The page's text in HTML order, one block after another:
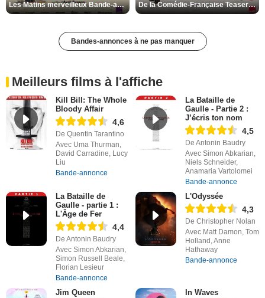
Les Matins merveilleux Bande-annonce VF De la Comédie-Française Teaser VF
Bandes-annonces à ne pas manquer
Meilleurs films à l'affiche
Kill Bill: The Whole
Bloody Affair
4,6
De Quentin Tarantino
Avec Uma Thurman,
David Carradine, Lucy
Liu
Bande-annonce
La Bataille de
Gaulle - Partie 2 :
J’écris ton nom
4,5
De Antonin Baudry
Avec Simon Abkarian,
Niels Schneider,
Anamaria Vartolomei
Bande-annonce
La Bataille de
Gaulle - partie 1 :
L'Âge de Fer
4,4
De Antonin Baudry
Avec Simon Abkarian,
Simon Russell Beale,
Florian Lesieur
Bande-annonce
L'Odyssée
4,3
De Christopher Nolan
Avec Matt Damon, Tom
Holland, Anne
Hathaway
Bande-annonce
Jim Queen In Waves